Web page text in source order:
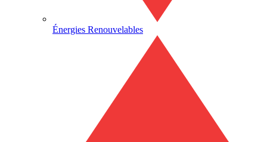
Énergies Renouvelables